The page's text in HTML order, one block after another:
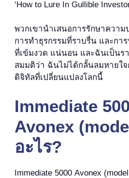
‘How to Lure In Gullible
พวกเขานำเสนอการรักษาควา
การทำธุรกรรมที่ราบรื่น และกา
ที่เข้มงวด แน่นอน และฉันเป็นร
สมมติว่า ฉันไม่ได้กลั้นลมหายใจ
ดิจิทัลที่เปลี่ยนแปลงโลกนี้
Immediate
Avonex
อะไร?
Immediate 5000 Avonex